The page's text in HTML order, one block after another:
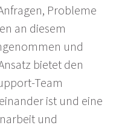
Probleme
an diesem
und
bietet den
Team
ist und eine
und